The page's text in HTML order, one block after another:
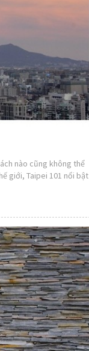
nào cũng không thể
giới, Taipei 101 nổi bật